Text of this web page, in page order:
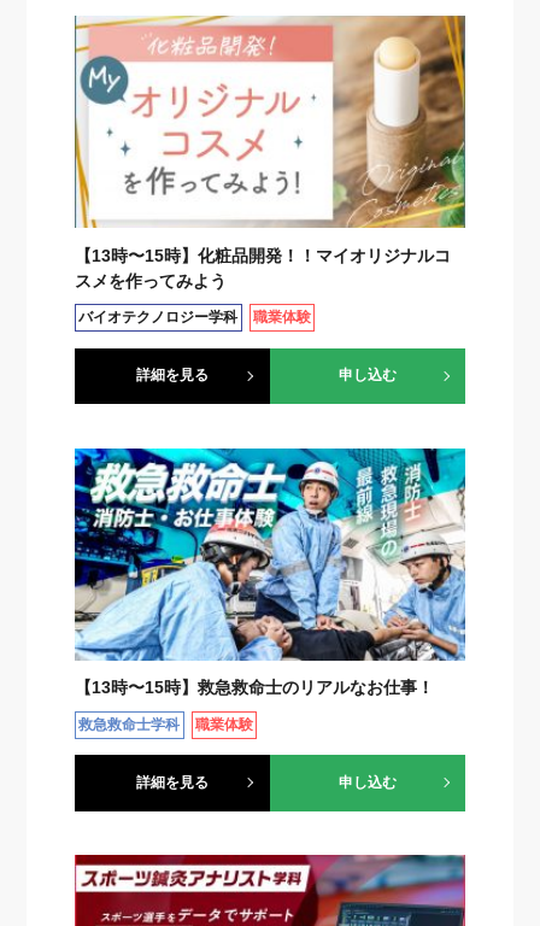
【13時〜15時】化粧品開発！！マイオリジナルコ
スメを作ってみよう
バイオテクノロジー学科 職業体験
詳細を見る 申し込む
【13時〜15時】救急救命士のリアルなお仕事！
救急救命士学科 職業体験
詳細を見る 申し込む